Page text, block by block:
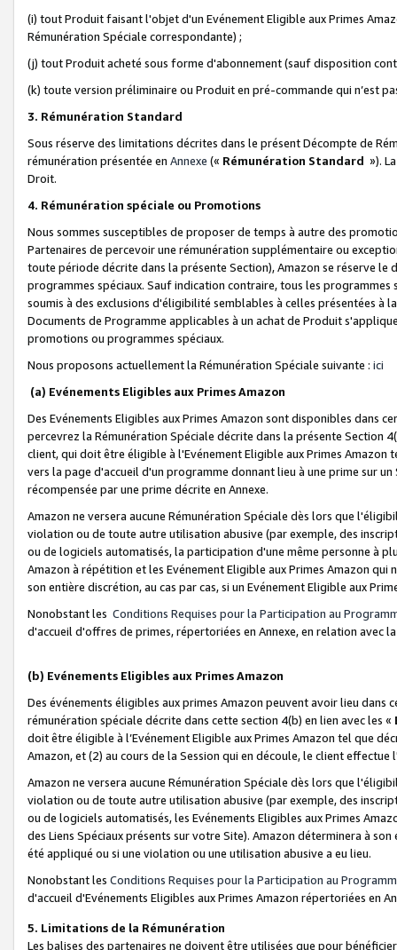
(i) tout Produit faisant l'objet d'un Evénement Eligible aux Primes
Rémunération Spéciale correspondante) ;
(j) tout Produit acheté sous forme d'abonnement (sauf disposition
(k) toute version préliminaire ou Produit en pré-commande qui n’est
3. Rémunération Standard
Sous réserve des limitations décrites dans le présent Décompte de
rémunération présentée en Annexe (« Rémunération Standard »).
Droit.
4. Rémunération spéciale ou Promotions
Nous sommes susceptibles de proposer de temps à autre des
Partenaires de percevoir une rémunération supplémentaire ou
toute période décrite dans la présente Section), Amazon se réserve
programmes spéciaux. Sauf indication contraire, tous les
soumis à des exclusions d'éligibilité semblables à celles présentées à
Documents de Programme applicables à un achat de Produit
promotions ou programmes spéciaux.
Nous proposons actuellement la Rémunération Spéciale suivante : ici
(a) Evénements Eligibles aux Primes Amazon
Des Evénements Eligibles aux Primes Amazon sont disponibles dans
percevrez la Rémunération Spéciale décrite dans la présente Section
client, qui doit être éligible à l'Evénement Eligible aux Primes Amazon
vers la page d'accueil d'un programme donnant lieu à une prime sur
récompensée par une prime décrite en Annexe.
Amazon ne versera aucune Rémunération Spéciale dès lors que
violation ou de toute autre utilisation abusive (par exemple, des
ou de logiciels automatisés, la participation d'une même personne à
Amazon à répétition et les Evénement Eligible aux Primes Amazon qui
son entière discrétion, au cas par cas, si un Evénement Eligible aux
Nonobstant les Conditions Requises pour la Participation au
d'accueil d'offres de primes, répertoriées en Annexe, en relation avec
(b) Evénements Eligibles aux Primes Amazon
Des événements éligibles aux primes Amazon peuvent avoir lieu dans
rémunération spéciale décrite dans cette section 4(b) en lien avec les «
doit être éligible à l’Evénement Eligible aux Primes Amazon tel que
Amazon, et (2) au cours de la Session qui en découle, le client
Amazon ne versera aucune Rémunération Spéciale dès lors que
violation ou de toute autre utilisation abusive (par exemple, des
ou de logiciels automatisés, les Evénements Eligibles aux Primes
des Liens Spéciaux présents sur votre Site). Amazon déterminera à
été appliqué ou si une violation ou une utilisation abusive a eu lieu.
Nonobstant les Conditions Requises pour la Participation au
d'accueil d'Evénements Eligibles aux Primes Amazon répertoriées en
5. Limitations de la Rémunération
Les balises des partenaires ne doivent être utilisées que pour